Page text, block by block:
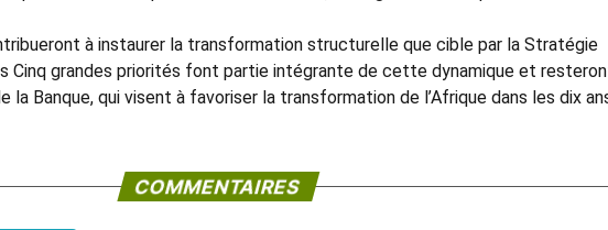
à instaurer la transformation structurelle que cible par la Stratégie
Cinq grandes priorités font partie intégrante de cette dynamique et
Banque, qui visent à favoriser la transformation de l’Afrique dans les dix
COMMENTAIRES